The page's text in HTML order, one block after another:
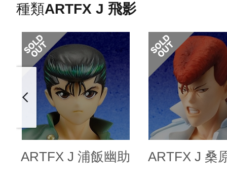
種類ARTFX J 飛影
ARTFX J 浦飯幽助 ARTFX J 桑